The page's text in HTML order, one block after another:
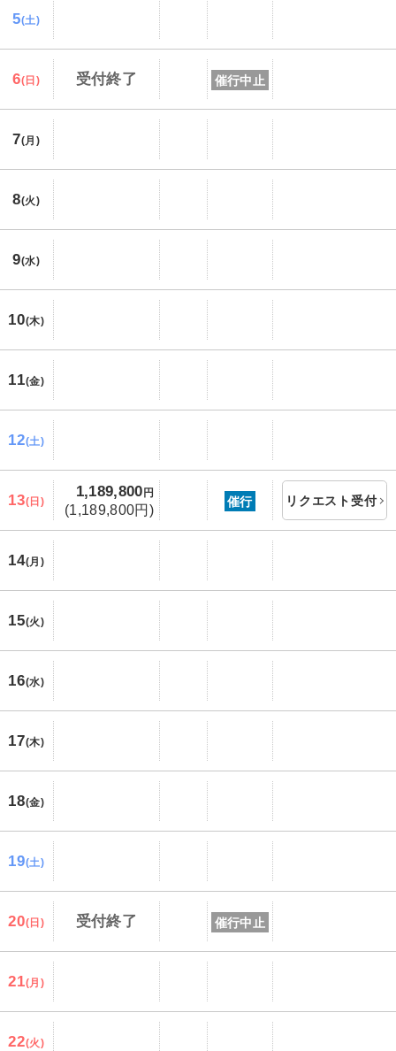
5(土)
6(日) 受付終了 催行中止
7(月)
8(火)
9(水)
10(木)
11(金)
12(土)
13(日)
1,189,800円
(1,189,800円)
催行 リクエスト受付
14(月)
15(火)
16(水)
17(木)
18(金)
19(土)
20(日) 受付終了 催行中止
21(月)
22(火)